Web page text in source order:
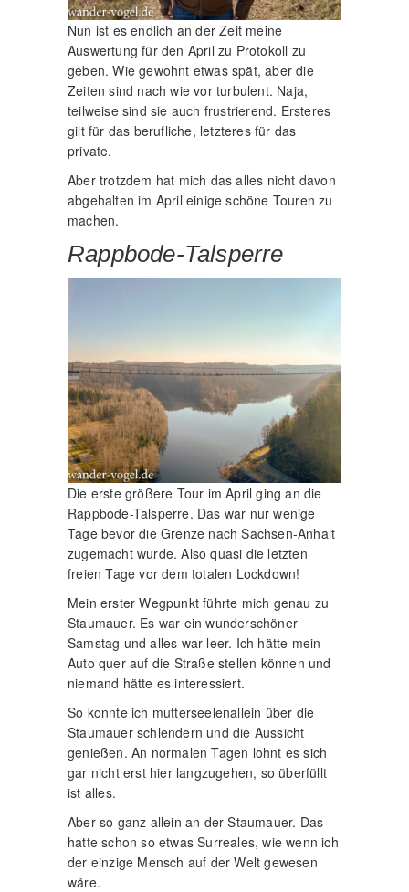
Nun ist es endlich an der Zeit meine
Auswertung für den April zu Protokoll zu
geben. Wie gewohnt etwas spät, aber die
Zeiten sind nach wie vor turbulent. Naja,
teilweise sind sie auch frustrierend. Ersteres
gilt für das berufliche, letzteres für das
private.
Aber trotzdem hat mich das alles nicht davon
abgehalten im April einige schöne Touren zu
machen.
Rappbode-Talsperre
Die erste größere Tour im April ging an die
Rappbode-Talsperre. Das war nur wenige
Tage bevor die Grenze nach Sachsen-Anhalt
zugemacht wurde. Also quasi die letzten
freien Tage vor dem totalen Lockdown!
Mein erster Wegpunkt führte mich genau zu
Staumauer. Es war ein wunderschöner
Samstag und alles war leer. Ich hätte mein
Auto quer auf die Straße stellen können und
niemand hätte es interessiert.
So konnte ich mutterseelenallein über die
Staumauer schlendern und die Aussicht
genießen. An normalen Tagen lohnt es sich
gar nicht erst hier langzugehen, so überfüllt
ist alles.
Aber so ganz allein an der Staumauer. Das
hatte schon so etwas Surreales, wie wenn ich
der einzige Mensch auf der Welt gewesen
wäre.